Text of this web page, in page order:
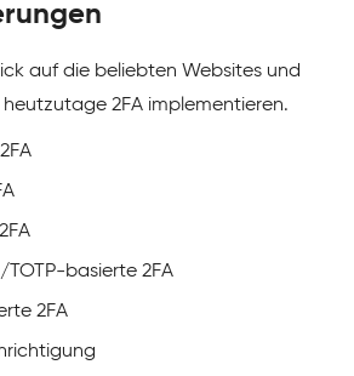
auf die beliebten Websites und
2FA implementieren.
basierte 2FA
2FA